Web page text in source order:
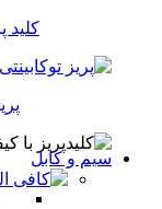
کلید
سیم و کابل